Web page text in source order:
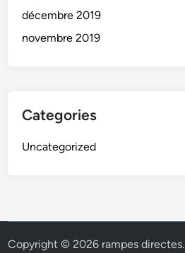
décembre 2019
novembre 2019
Categories
Uncategorized
Copyright © 2026 rampes directes.